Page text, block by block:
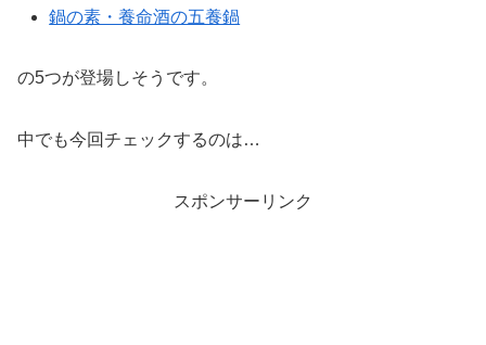
鍋の素・養命酒の五養鍋
の5つが登場しそうです。
中でも今回チェックするのは…
スポンサーリンク